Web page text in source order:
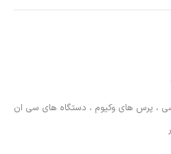
، پرس های وکیوم ، دستگاه های سی ان